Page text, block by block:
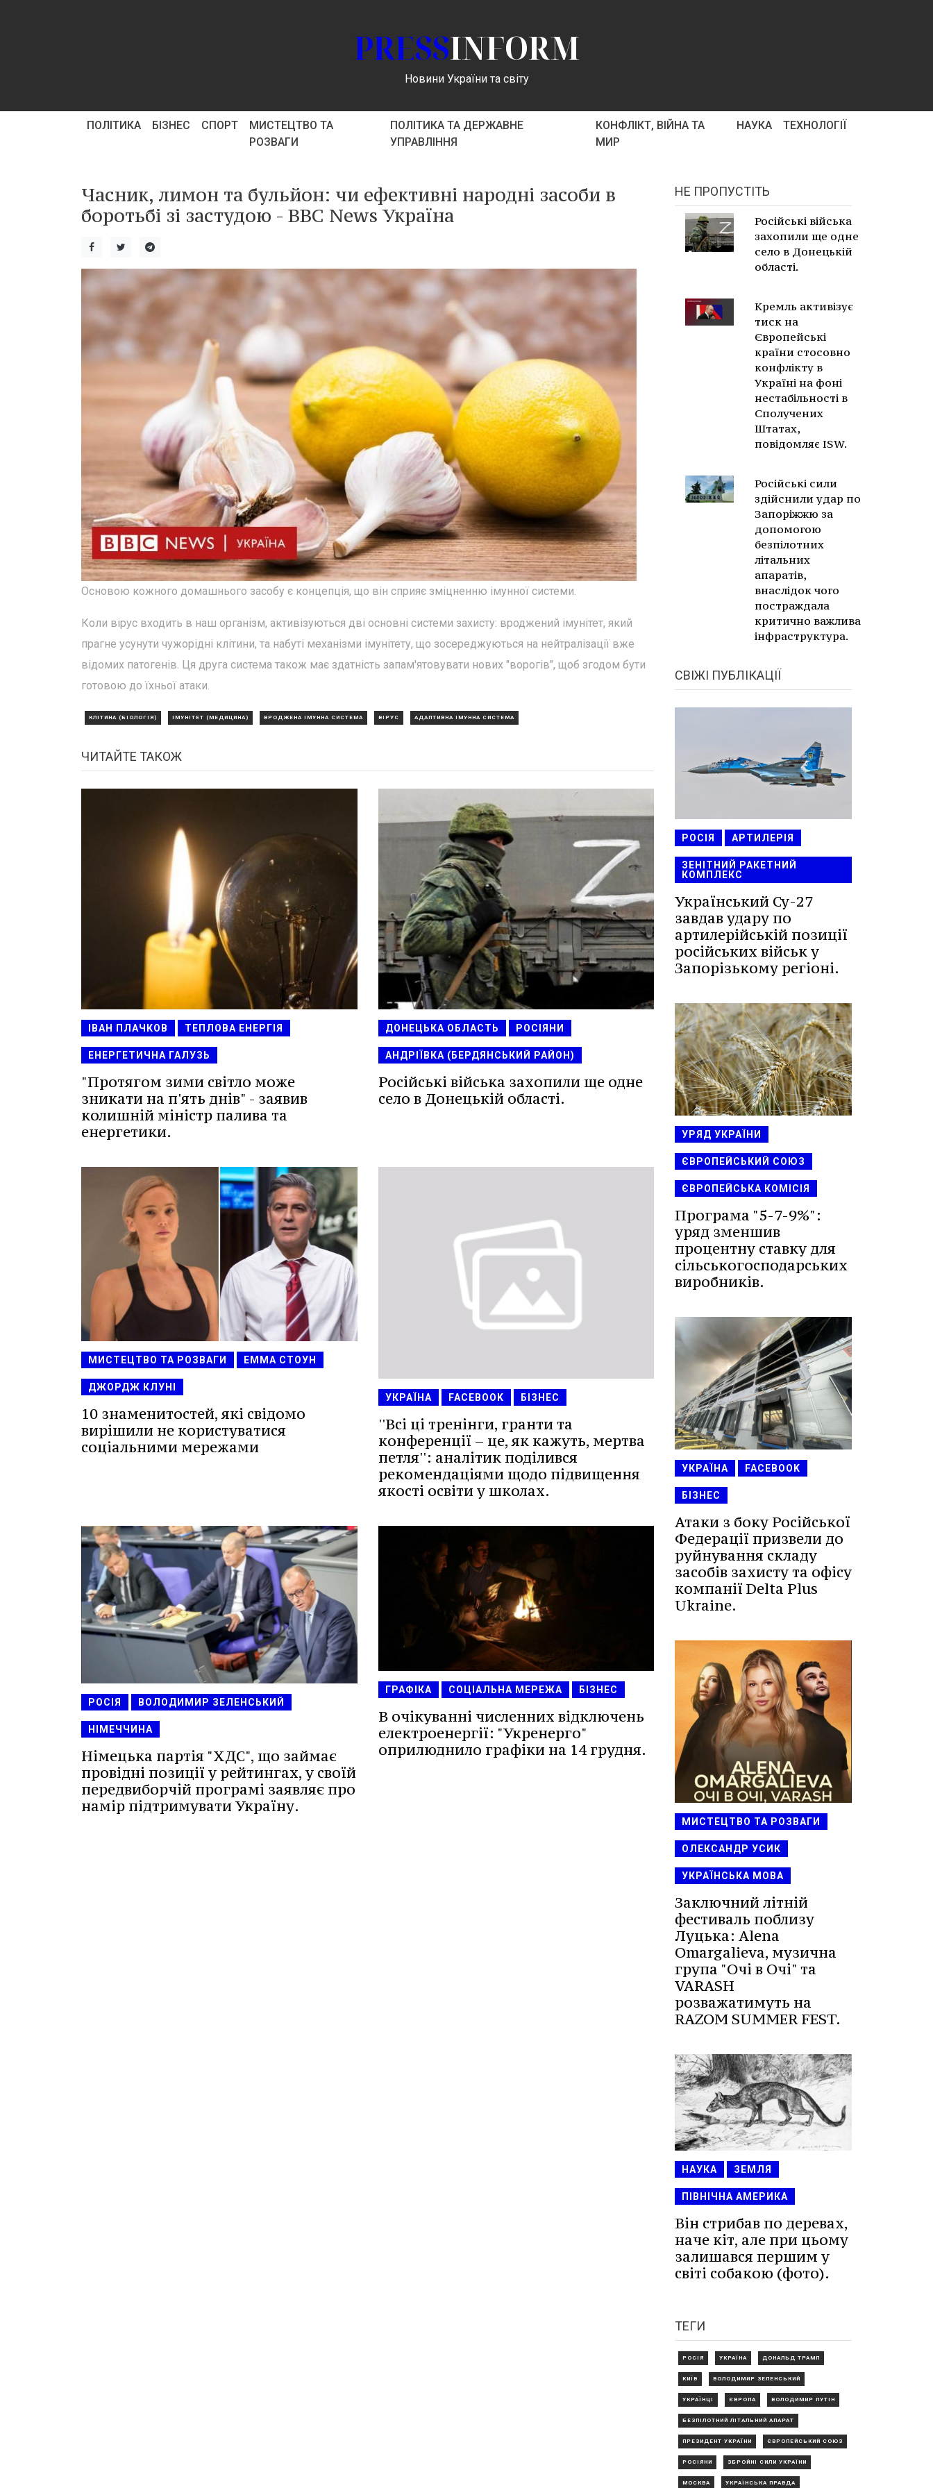
PRESSINFORM
Новини України та світу
ПОЛІТИКА БІЗНЕС СПОРТ
МИСТЕЦТВО ТА
РОЗВАГИ
ПОЛІТИКА ТА ДЕРЖАВНЕ
УПРАВЛІННЯ
КОНФЛІКТ, ВІЙНА ТА
МИР
НАУКА ТЕХНОЛОГІЇ
Часник, лимон та бульйон: чи ефективні народні засоби в
боротьбі зі застудою - BBC News Україна
Основою кожного домашнього засобу є концепція, що він сприяє зміцненню імунної системи.
Коли вірус входить в наш організм, активізуються дві основні системи захисту: вроджений імунітет, який
прагне усунути чужорідні клітини, та набуті механізми імунітету, що зосереджуються на нейтралізації вже
відомих патогенів. Ця друга система також має здатність запам'ятовувати нових "ворогів", щоб згодом бути
готовою до їхньої атаки.
КЛІТИНА (БІОЛОГІЯ) ІМУНІТЕТ (МЕДИЦИНА) ВРОДЖЕНА ІМУННА СИСТЕМА ВІРУС АДАПТИВНА ІМУННА СИСТЕМА
ЧИТАЙТЕ ТАКОЖ
ІВАН ПЛАЧКОВ ТЕПЛОВА ЕНЕРГІЯ
ЕНЕРГЕТИЧНА ГАЛУЗЬ
"Протягом зими світло може
зникати на п'ять днів" - заявив
колишній міністр палива та
енергетики.
ДОНЕЦЬКА ОБЛАСТЬ РОСІЯНИ
АНДРІЇВКА (БЕРДЯНСЬКИЙ РАЙОН)
Російські війська захопили ще одне
село в Донецькій області.
МИСТЕЦТВО ТА РОЗВАГИ ЕММА СТОУН
ДЖОРДЖ КЛУНІ
10 знаменитостей, які свідомо
вирішили не користуватися
соціальними мережами
УКРАЇНА FACEBOOK БІЗНЕС
''Всі ці тренінги, гранти та
конференції – це, як кажуть, мертва
петля'': аналітик поділився
рекомендаціями щодо підвищення
якості освіти у школах.
РОСІЯ ВОЛОДИМИР ЗЕЛЕНСЬКИЙ
НІМЕЧЧИНА
Німецька партія "ХДС", що займає
провідні позиції у рейтингах, у своїй
передвиборчій програмі заявляє про
намір підтримувати Україну.
ГРАФІКА СОЦІАЛЬНА МЕРЕЖА БІЗНЕС
В очікуванні численних відключень
електроенергії: "Укренерго"
оприлюднило графіки на 14 грудня.
НЕ ПРОПУСТІТЬ
Російські війська
захопили ще одне
село в Донецькій
області.
Кремль активізує
тиск на
Європейські
країни стосовно
конфлікту в
Україні на фоні
нестабільності в
Сполучених
Штатах,
повідомляє ISW.
Російські сили
здійснили удар по
Запоріжжю за
допомогою
безпілотних
літальних
апаратів,
внаслідок чого
постраждала
критично важлива
інфраструктура.
СВІЖІ ПУБЛІКАЦІЇ
РОСІЯ АРТИЛЕРІЯ
ЗЕНІТНИЙ РАКЕТНИЙ
КОМПЛЕКС
Український Су-27
завдав удару по
артилерійській позиції
російських військ у
Запорізькому регіоні.
УРЯД УКРАЇНИ
ЄВРОПЕЙСЬКИЙ СОЮЗ
ЄВРОПЕЙСЬКА КОМІСІЯ
Програма "5-7-9%":
уряд зменшив
процентну ставку для
сільськогосподарських
виробників.
УКРАЇНА FACEBOOK
БІЗНЕС
Атаки з боку Російської
Федерації призвели до
руйнування складу
засобів захисту та офісу
компанії Delta Plus
Ukraine.
МИСТЕЦТВО ТА РОЗВАГИ
ОЛЕКСАНДР УСИК
УКРАЇНСЬКА МОВА
Заключний літній
фестиваль поблизу
Луцька: Alena
Omargalieva, музична
група "Очі в Очі" та
VARASH
розважатимуть на
RAZOM SUMMER FEST.
НАУКА ЗЕМЛЯ
ПІВНІЧНА АМЕРИКА
Він стрибав по деревах,
наче кіт, але при цьому
залишався першим у
світі собакою (фото).
ТЕГИ
РОСІЯ УКРАЇНА ДОНАЛЬД ТРАМП
КИЇВ ВОЛОДИМИР ЗЕЛЕНСЬКИЙ
УКРАЇНЦІ ЄВРОПА ВОЛОДИМИР ПУТІН
БЕЗПІЛОТНИЙ ЛІТАЛЬНИЙ АПАРАТ
ПРЕЗИДЕНТ УКРАЇНИ ЄВРОПЕЙСЬКИЙ СОЮЗ
РОСІЯНИ ЗБРОЙНІ СИЛИ УКРАЇНИ
МОСКВА УКРАЇНСЬКА ПРАВДА